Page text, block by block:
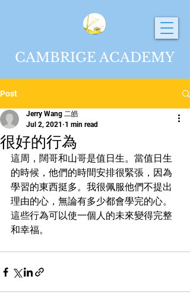
CAMBRIGE ACADEMY
Post
很好的行為
Jerry Wang 二皓
Jul 2, 2021 1 min read
這周，闊哥和山哥是值日生。當值日生
的時候，他們的時間安排很緊張，因為
學習的東西挺多。我很佩服他們不提出
理由的心，無論有多少都會學完的心。
這些行為可以使一個人的未來變得完整
和幸福。